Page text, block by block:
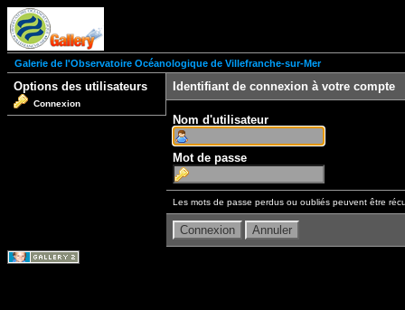
Galerie de l'Observatoire Océanologique de Villefranche-sur-Mer
Options des utilisateurs
Connexion
Identifiant de connexion à votre compte
Nom d'utilisateur
Mot de passe
Les mots de passe perdus ou oubliés peuvent être